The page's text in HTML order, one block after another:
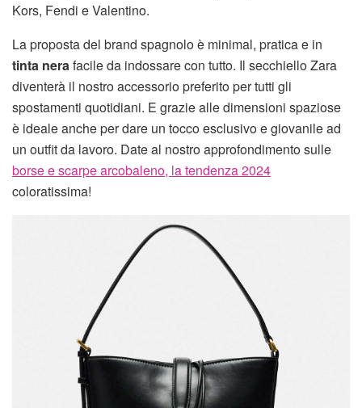
Kors, Fendi e Valentino.
La proposta del brand spagnolo è minimal, pratica e in
tinta nerafacile da indossare con tutto. Il secchiello Zara
diventerà il nostro accessorio preferito per tutti gli
spostamenti quotidiani. E grazie alle dimensioni spaziose
è ideale anche per dare un tocco esclusivo e giovanile ad
un outfit da lavoro. Date al nostro approfondimento sulle
borse e scarpe arcobaleno, la tendenza 2024
coloratissima!